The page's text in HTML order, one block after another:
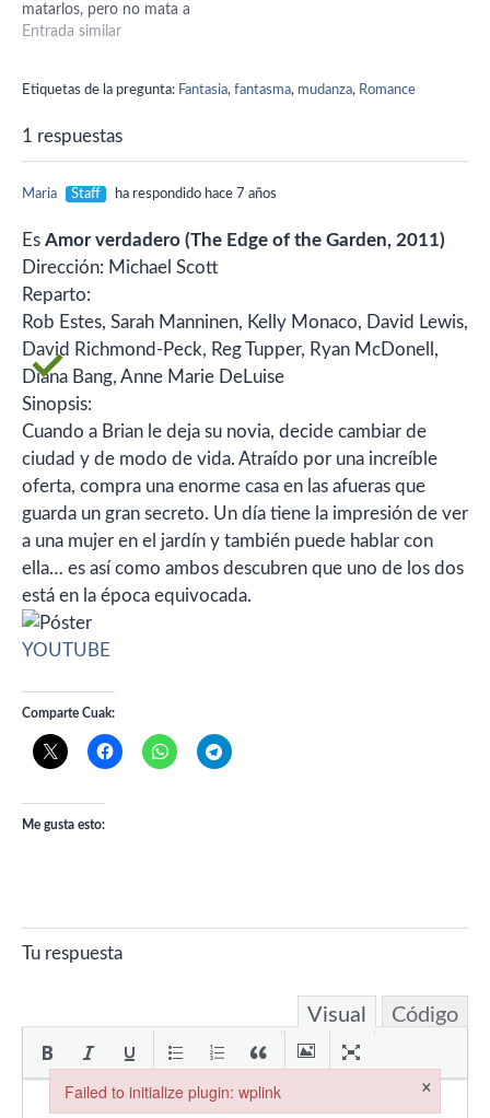
matarlos, pero no mata a
una chica porque ella era
Entrada similar
Etiquetas de la pregunta: Fantasia, fantasma, mudanza, Romance
1 respuestas
Maria Staff ha respondido hace 7 años
Es Amor verdadero (The Edge of the Garden, 2011)
Dirección: Michael Scott
Reparto:
Rob Estes, Sarah Manninen, Kelly Monaco, David Lewis,
David Richmond-Peck, Reg Tupper, Ryan McDonell,
Diana Bang, Anne Marie DeLuise
Sinopsis:
Cuando a Brian le deja su novia, decide cambiar de
ciudad y de modo de vida. Atraído por una increíble
oferta, compra una enorme casa en las afueras que
guarda un gran secreto. Un día tiene la impresión de ver
a una mujer en el jardín y también puede hablar con
ella… es así como ambos descubren que uno de los dos
está en la época equivocada.
YOUTUBE
Comparte Cuak:
Me gusta esto:
Tu respuesta
Visual Código
Failed to initialize plugin: wplink ×